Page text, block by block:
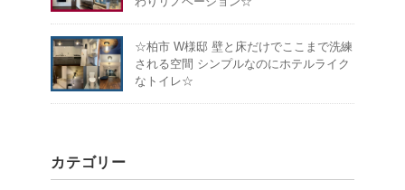
☆柏市 W様邸 壁と床だけでここまで洗練
される空間 シンプルなのにホテルライク
なトイレ☆
カテゴリー